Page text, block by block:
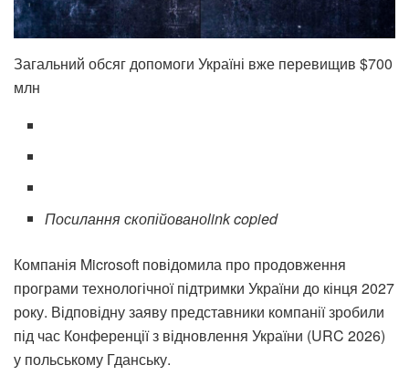
Загальний обсяг допомоги Україні вже перевищив $700
млн
Посилання скопійованоlink copied
Компанія Microsoft повідомила про продовження
програми технологічної підтримки України до кінця 2027
року. Відповідну заяву представники компанії зробили
під час Конференції з відновлення України (URC 2026)
у польському Гданську.